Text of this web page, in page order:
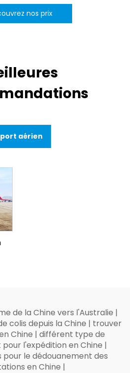
nos prix
aérien
de la Chine vers l'Australie |
colis depuis la Chine | trouver
Chine | différent type de
l'expédition en Chine |
pour le dédouanement des
en Chine |